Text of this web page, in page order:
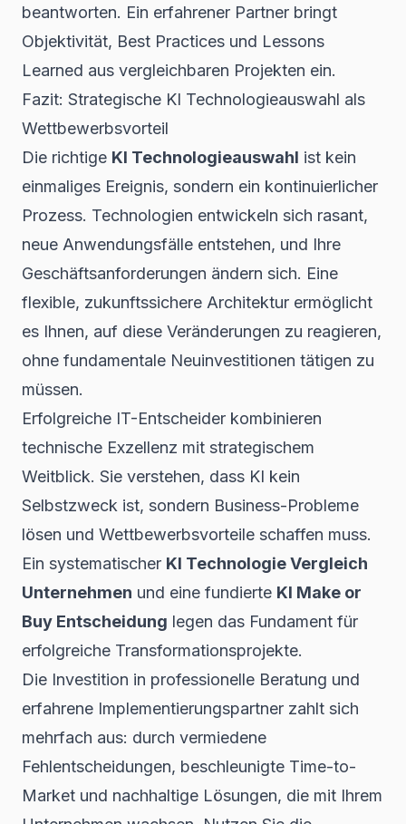
beantworten. Ein erfahrener Partner bringt
Objektivität, Best Practices und Lessons
Learned aus vergleichbaren Projekten ein.
Fazit: Strategische KI Technologieauswahl als
Wettbewerbsvorteil
Die richtige KI Technologieauswahl ist kein
einmaliges Ereignis, sondern ein kontinuierlicher
Prozess. Technologien entwickeln sich rasant,
neue Anwendungsfälle entstehen, und Ihre
Geschäftsanforderungen ändern sich. Eine
flexible, zukunftssichere Architektur ermöglicht
es Ihnen, auf diese Veränderungen zu reagieren,
ohne fundamentale Neuinvestitionen tätigen zu
müssen.
Erfolgreiche IT-Entscheider kombinieren
technische Exzellenz mit strategischem
Weitblick. Sie verstehen, dass KI kein
Selbstzweck ist, sondern Business-Probleme
lösen und Wettbewerbsvorteile schaffen muss.
Ein systematischer KI Technologie Vergleich
Unternehmen und eine fundierte KI Make or
Buy Entscheidung legen das Fundament für
erfolgreiche Transformationsprojekte.
Die Investition in professionelle Beratung und
erfahrene Implementierungspartner zahlt sich
mehrfach aus: durch vermiedene
Fehlentscheidungen, beschleunigte Time-to-
Market und nachhaltige Lösungen, die mit Ihrem